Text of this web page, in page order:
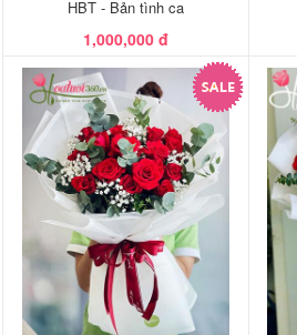
HBT - Bản tình ca
1,000,000 đ